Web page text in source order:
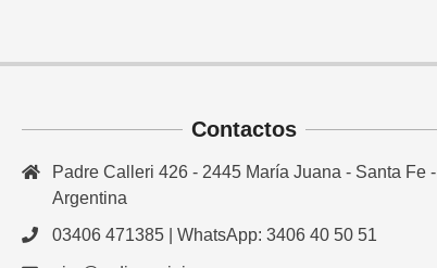
Contactos
Padre Calleri 426 - 2445 María Juana - Santa Fe -
Argentina
03406 471385 | WhatsApp: 3406 40 50 51